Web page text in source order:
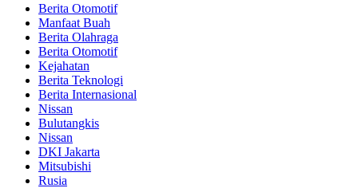
Berita Otomotif
Manfaat Buah
Berita Olahraga
Berita Otomotif
Kejahatan
Berita Teknologi
Berita Internasional
Nissan
Bulutangkis
Nissan
DKI Jakarta
Mitsubishi
Rusia